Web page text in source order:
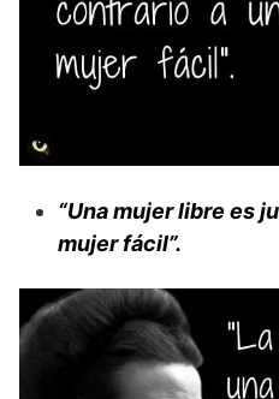
“Una mujer libre es
mujer fácil”.